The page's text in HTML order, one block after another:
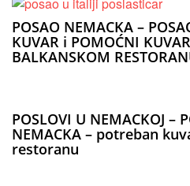
POSAO NEMACKA –
KUVAR i POMOĆNI
BALKANSKOM
POSLOVI U NEMACKOJ –
NEMACKA – potreban
restoranu